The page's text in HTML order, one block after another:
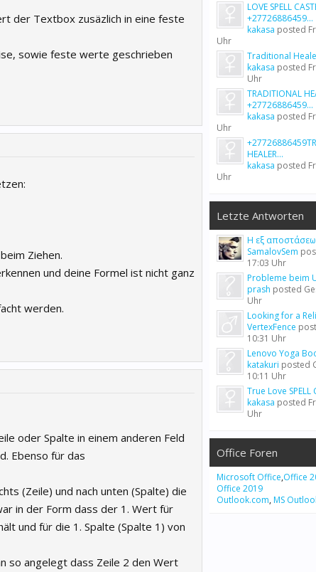
der Textbox zusäzlich in eine feste
sowie feste werte geschrieben
Ziehen.
und deine Formel ist nicht ganz
werden.
oder Spalte in einem anderen Feld
Ebenso für das
(Zeile) und nach unten (Spalte) die
in der Form dass der 1. Wert für
und für die 1. Spalte (Spalte 1) von
so angelegt dass Zeile 2 den Wert
LOVE SPELL
+27726886459...
kakasa posted
Uhr
Traditional
kakasa posted
Uhr
TRADITIONAL
+27726886459...
kakasa posted
Uhr
HEALER...
kakasa posted
Uhr
Letzte Antworten
Η εξ
SamalovSem
17:03 Uhr
Probleme beim
prash posted
Uhr
Looking for a
VertexFence
10:31 Uhr
Lenovo Yoga
katakuri posted
10:11 Uhr
True Love SPELL
kakasa posted
Uhr
Office Foren
Microsoft Office,Office
Office 2019
Outlook.com, MS